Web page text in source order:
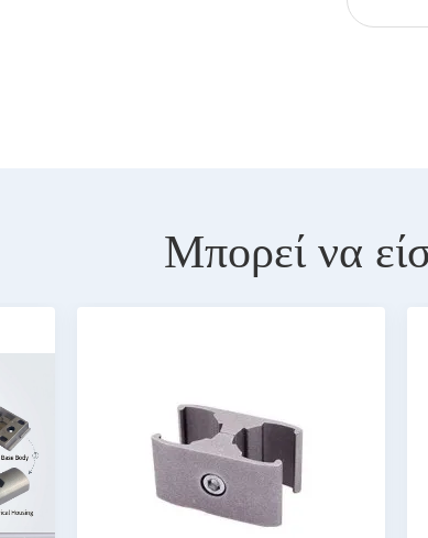
Μπορεί να